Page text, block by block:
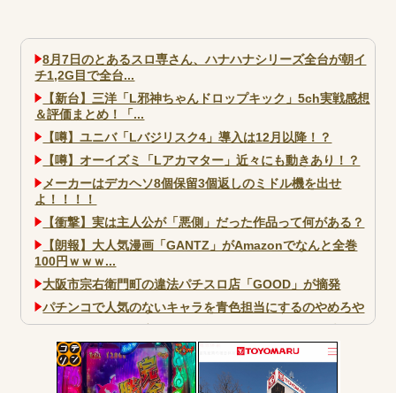
8月7日のとあるスロ専さん、ハナハナシリーズ全台が朝イ
チ1,2G目で全台...
【新台】三洋「L邪神ちゃんドロップキック」5ch実戦感想
＆評価まとめ！「...
【噂】ユニバ「Lバジリスク4」導入は12月以降！？
【噂】オーイズミ「Lアカマター」近々にも動きあり！？
メーカーはデカヘソ8個保留3個返しのミドル機を出せ
よ！！！！
【衝撃】実は主人公が「悪側」だった作品って何がある？
【朗報】大人気漫画「GANTZ」がAmazonでなんと全巻
100円ｗｗｗ...
大阪市宗右衛門町の違法パチスロ店「GOOD」が摘発
パチンコで人気のないキャラを青色担当にするのやめろや
「今までありがとう」と...
無職のパチンコカス(22)なんやが、ワイの人生どれくらい
ヤバいか教えて？...
コテ